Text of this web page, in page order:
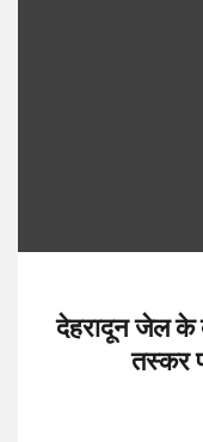
देहरादून जेल के
तस्कर